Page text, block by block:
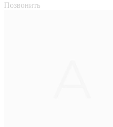
Позвонить